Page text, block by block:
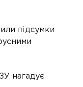
підсумки
нагадує